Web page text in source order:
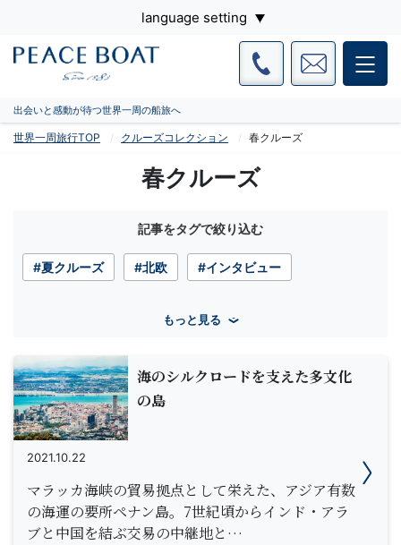
language setting
出会いと感動が待つ世界一周の船旅へ
世界一周旅行TOP クルーズコレクション 春クルーズ
春クルーズ
記事をタグで絞り込む
#夏クルーズ #北欧 #インタビュー
もっと見る
海のシルクロードを支えた多文化
の島
2021.10.22
マラッカ海峡の貿易拠点として栄えた、アジア有数
の海運の要所ペナン島。7世紀頃からインド・アラ
ブと中国を結ぶ交易の中継地と…